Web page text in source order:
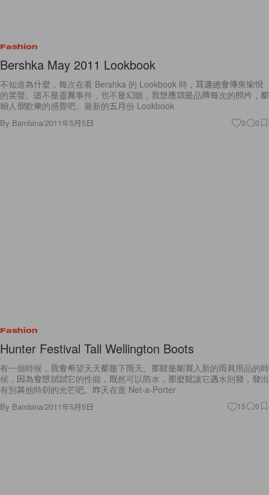
Fashion
Bershka May 2011 Lookbook
不知道為什麼，每次在看 Bershka 的 Lookbook 時，耳邊總會傳來愉悅
的笑聲。這不是靈異事件，也不是幻聽，我想應該是品牌每次的照片，都
給人很歡樂的感覺吧。最新的五月份 Lookbook
By Bambina/2011年5月5日 3 0
Fashion
Hunter Festival Tall Wellington Boots
有一個時候，我會希望天天都是下雨天。那就是剛買入新的雨具用品的時
候，因為會想試試它的性能，既然可以防水，那麼就讓它遇水則發，發出
有別其他時刻的光芒吧。昨天在逛 Net-a-Porter
By Bambina/2011年5月5日 15 0